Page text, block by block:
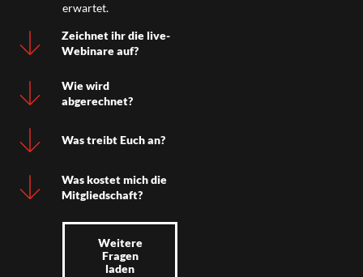
erwartet.
Zeichnet ihr die live-
Webinare auf?
Wie wird
abgerechnet?
Was treibt Euch an?
Was kostet mich die
Mitgliedschaft?
Weitere
Fragen
laden